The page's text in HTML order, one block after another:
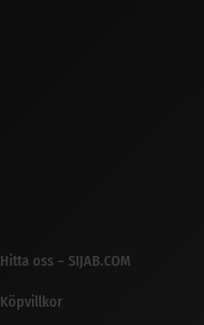
Hitta oss – SIJAB.COM
Köpvillkor